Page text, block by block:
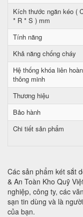
Kích thước ngăn kéo (
* R * S ) mm
Tính năng
Khả năng chống cháy
Hệ thống khóa liên hoàn
thông minh
Thương hiệu
Bảo hành
Chi tiết sản phẩm
Các sản phẩm két sắt
& An Toàn Kho Quỹ
nghiệp, công ty, các
sạn tin dùng và là
của bạn.